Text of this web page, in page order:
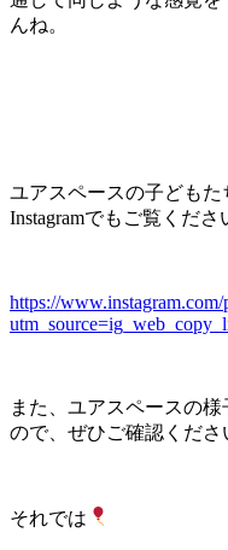
んね。
ユアスペースの子ども
Instagramでもご覧くださ
https://
また、ユアスペースの様
ので、ぜひご確認くださ
それでは